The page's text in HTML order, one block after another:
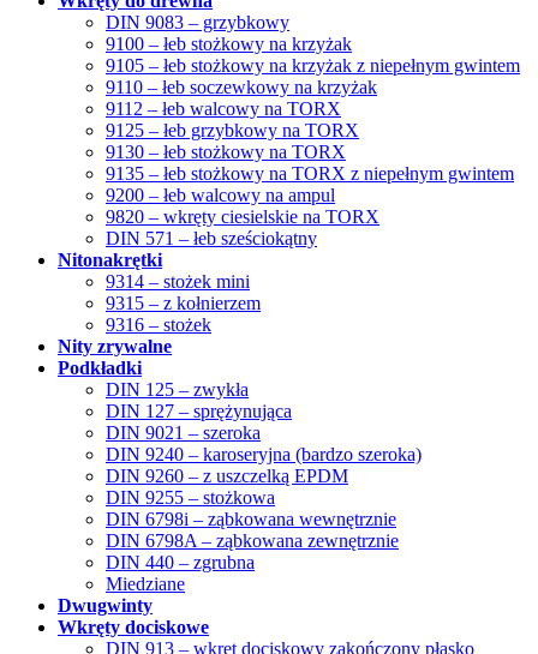
DIN 9083 – grzybkowy
9100 – łeb stożkowy na krzyżak
9105 – łeb stożkowy na krzyżak z niepełnym gwintem
9110 – łeb soczewkowy na krzyżak
9112 – łeb walcowy na TORX
9125 – łeb grzybkowy na TORX
9130 – łeb stożkowy na TORX
9135 – łeb stożkowy na TORX z niepełnym gwintem
9200 – łeb walcowy na ampul
9820 – wkręty ciesielskie na TORX
DIN 571 – łeb sześciokątny
Nitonakrętki
9314 – stożek mini
9315 – z kołnierzem
9316 – stożek
Nity zrywalne
Podkładki
DIN 125 – zwykła
DIN 127 – sprężynująca
DIN 9021 – szeroka
DIN 9240 – karoseryjna (bardzo szeroka)
DIN 9260 – z uszczelką EPDM
DIN 9255 – stożkowa
DIN 6798i – ząbkowana wewnętrznie
DIN 6798A – ząbkowana zewnętrznie
DIN 440 – zgrubna
Miedziane
Dwugwinty
Wkręty dociskowe
DIN 913 – wkręt dociskowy zakończony płasko